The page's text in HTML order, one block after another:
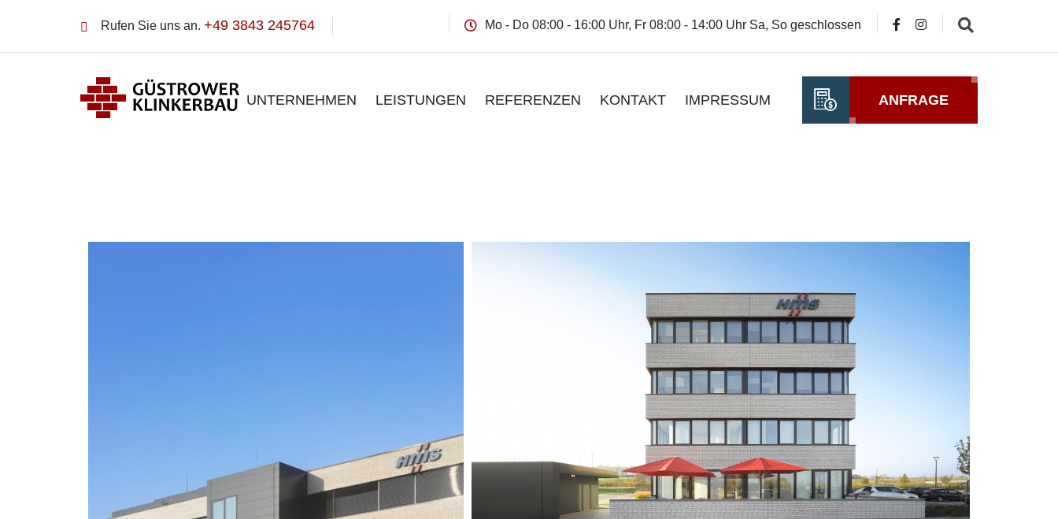
Rufen Sie uns an. +49 3843 245764 Mo - Do 08:00 - 16:00 Uhr, Fr 08:00 - 14:00 Uhr Sa, So geschlossen
UNTERNEHMEN LEISTUNGEN REFERENZEN KONTAKT IMPRESSUM ANFRAGE